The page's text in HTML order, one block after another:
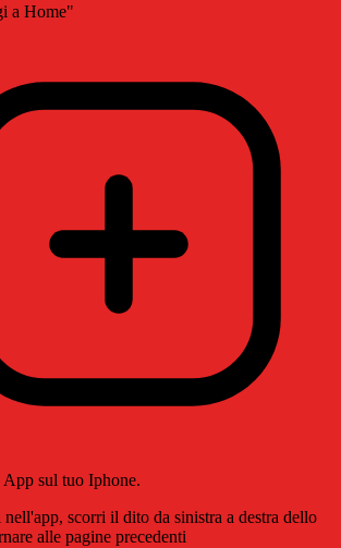
a Home"
App sul tuo Iphone.
scorri il dito da sinistra a destra dello
alle pagine precedenti